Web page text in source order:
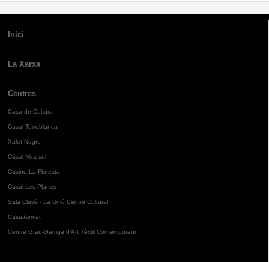
Inici
La Xarxa
Centres
Casa de Cultura
Casal Torreblanca
Xalet Negre
Casal Mira-sol
Casino La Floresta
Casal Les Planes
Sala Clavé - La Unió Centre Cultural
Casa Aymat
Centre Grau-Garriga d'Art Tèxtil Contemporani